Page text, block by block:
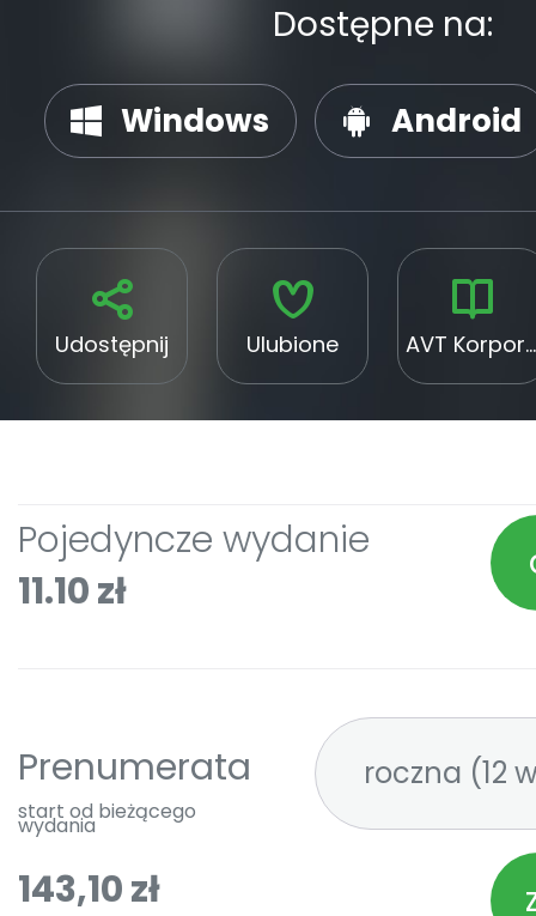
Dostępne na:
Windows Android
Udostępnij Ulubione AVT Korporacja Sp. z o. o.
Pojedyncze wydanie
11.10 zł
Prenumerata
start od bieżącego
wydania
143,10 zł